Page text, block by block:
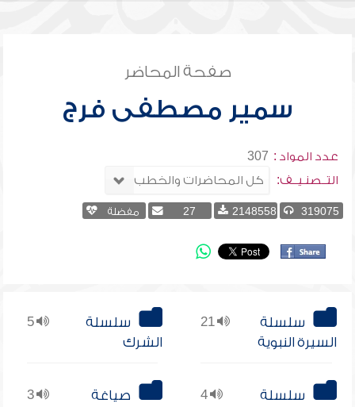
صفحة المحاضر
سمير مصطفى فرج
عدد المواد : 307
التــصنـيــف:
319075
2148558
27 مفضلة
21
سلسلة
السيرة النبوية
5
سلسلة
الشرك
4
سلسلة
3
صياغة